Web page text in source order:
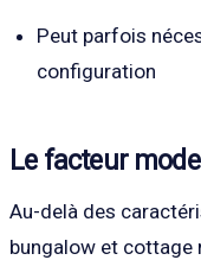
Peut parfois
configuration
Le facteur
Au-delà des
bungalow et cottage